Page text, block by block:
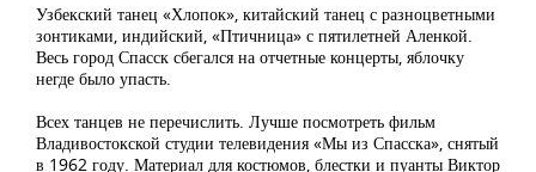
Узбекский танец «Хлопок», китайский танец с разноцветными
зонтиками, индийский, «Птичница» с пятилетней Аленкой.
Весь город Спасск сбегался на отчетные концерты, яблочку
негде было упасть.
Всех танцев не перечислить. Лучше посмотреть фильм
Владивостокской студии телевидения «Мы из Спасска», снятый
в 1962 году. Материал для костюмов, блестки и пуанты Виктор